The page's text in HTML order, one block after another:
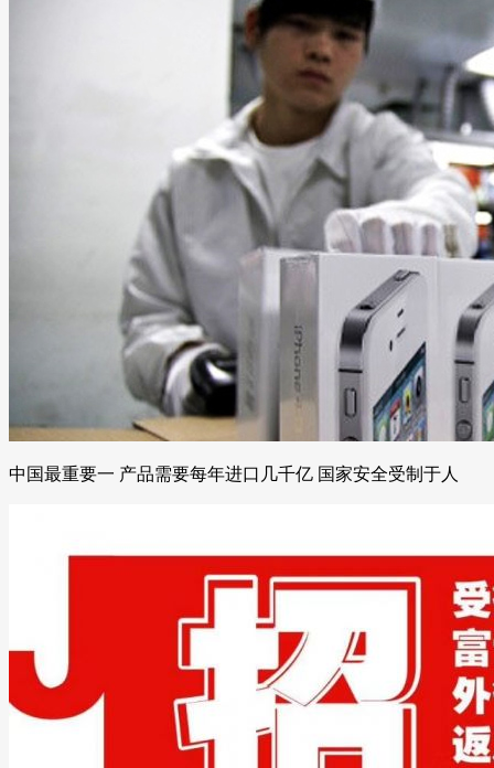
中国最重要一 产品需要每年进口几千亿 国家安全受制于人